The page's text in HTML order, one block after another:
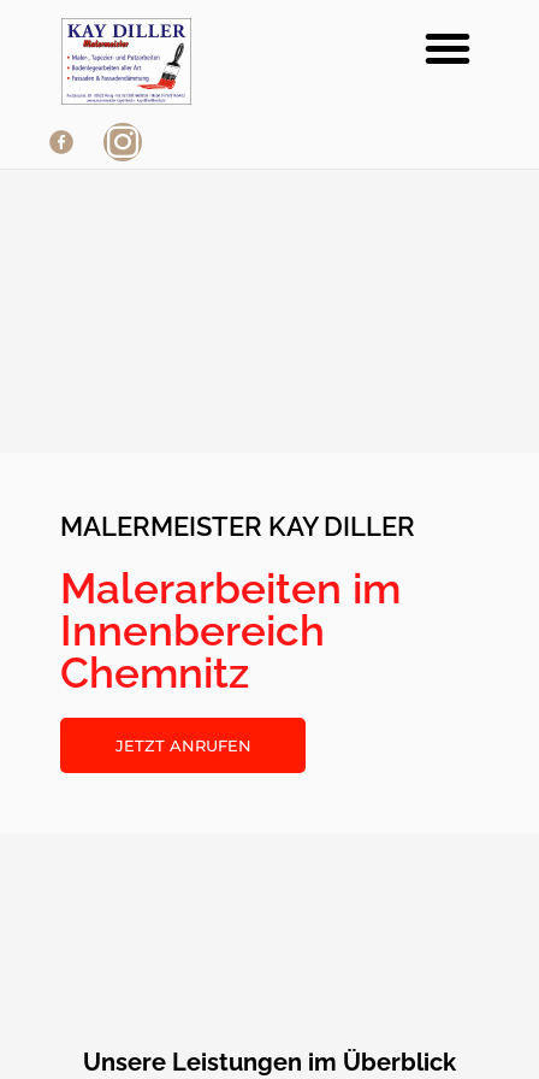
MALERMEISTER KAY DILLER
Malerarbeiten im
Innenbereich
Chemnitz
JETZT ANRUFEN
Unsere Leistungen im Überblick